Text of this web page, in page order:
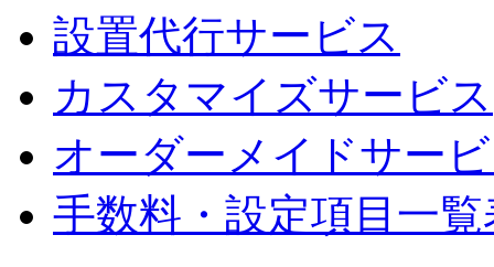
設置代行サービス
カスタマイズサービス
オーダーメイドサー
手数料・設定項目一覧